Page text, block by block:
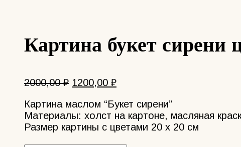
Картина букет сирени
2000,00₽ Первоначальная
составляла
2000,00 ₽.
1200,00 ₽Текущая
1200,00 ₽.
Картина маслом “Букет сирени”
Материалы: холст на картоне, масляная
Размер картины с цветами 20 х 20 см